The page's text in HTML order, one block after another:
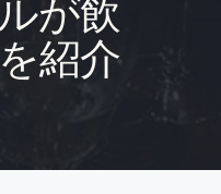
が飲
紹介